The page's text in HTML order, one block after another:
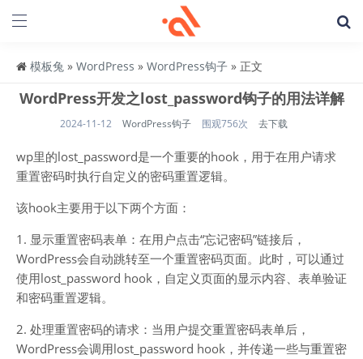
模板兔 » WordPress » WordPress钩子 » 正文
WordPress开发之lost_password钩子的用法详解
2024-11-12 WordPress钩子 围观756次 去下载
wp里的lost_password是一个重要的hook，用于在用户请求
重置密码时执行自定义的密码重置逻辑。
该hook主要用于以下两个方面：
1. 显示重置密码表单：在用户点击“忘记密码”链接后，
WordPress会自动跳转至一个重置密码页面。此时，可以通过
使用lost_password hook，自定义页面的显示内容、表单验证
和密码重置逻辑。
2. 处理重置密码的请求：当用户提交重置密码表单后，
WordPress会调用lost_password hook，并传递一些与重置密